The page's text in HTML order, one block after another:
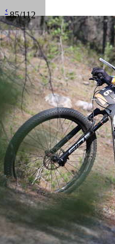
85/112
‹